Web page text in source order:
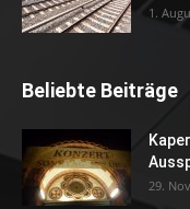
1.
Beliebte Beiträge
29.